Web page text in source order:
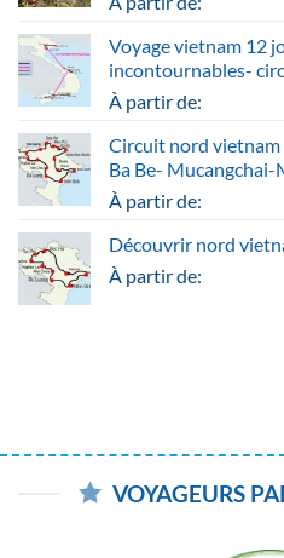
Voyage vietnam 12
incontournables-
À partir de:
Circuit nord vietnam
Ba Be-
À partir de:
Découvrir nord
À partir de:
VOYAGEURS